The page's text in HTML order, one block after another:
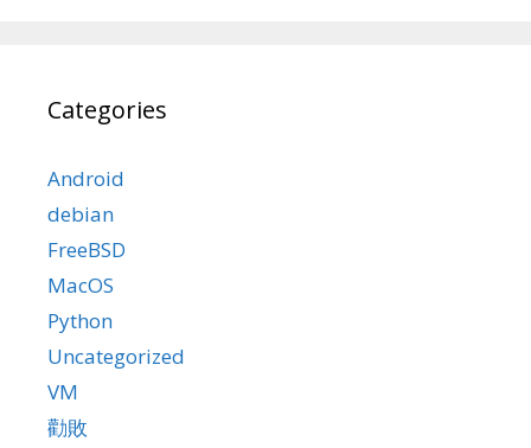
Categories
Android
debian
FreeBSD
MacOS
Python
Uncategorized
VM
勸敗